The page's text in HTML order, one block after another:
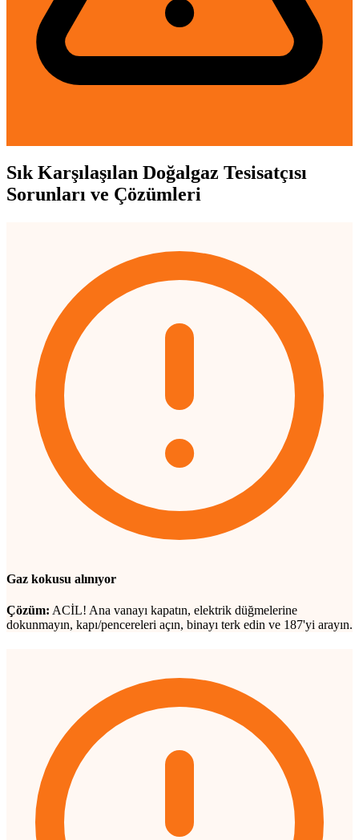
Sık Karşılaşılan Doğalgaz Tesisatçısı
Sorunları ve Çözümleri
Gaz kokusu alınıyor
Çözüm: ACİL! Ana vanayı kapatın, elektrik düğmelerine
dokunmayın, kapı/pencereleri açın, binayı terk edin ve 187'yi arayın.